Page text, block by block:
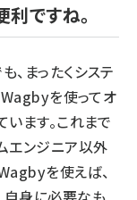
ですね。
、まったくシステ
を使ってオ
ます。これまで
エンジニア以外
を使えば、